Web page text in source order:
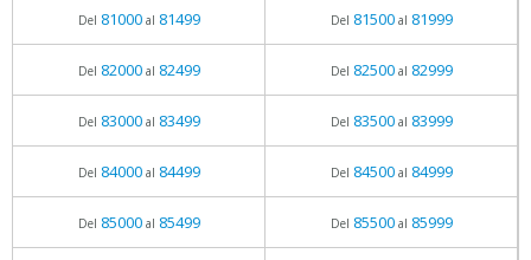
Del 81000al 81499 Del 81500al 81999
Del 82000al 82499 Del 82500al 82999
Del 83000al 83499 Del 83500al 83999
Del 84000al 84499 Del 84500al 84999
Del 85000al 85499 Del 85500al 85999